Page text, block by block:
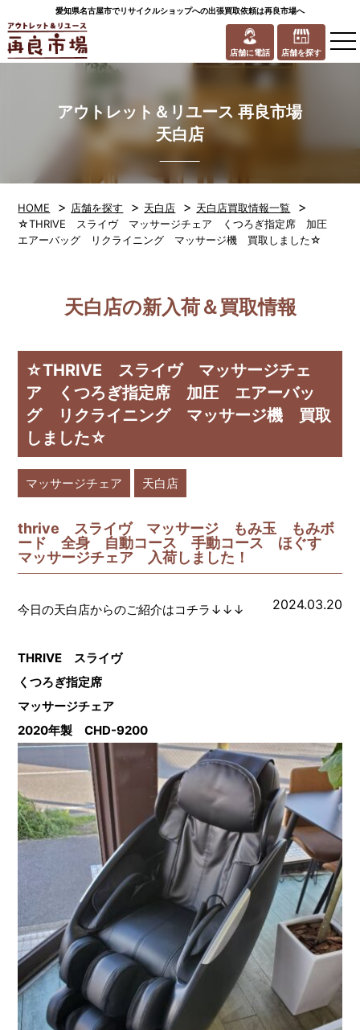
愛知県名古屋市でリサイクルショップへの出張買取依頼は再良市場へ
店舗に電話 店舗を探す
アウトレット＆リユース 再良市場
天白店
HOME > 店舗を探す > 天白店 > 天白店買取情報一覧 >
☆THRIVE スライヴ マッサージチェア くつろぎ指定席 加圧
エアーバッグ リクライニング マッサージ機 買取しました☆
天白店の新入荷＆買取情報
☆THRIVE スライヴ マッサージチェ
ア くつろぎ指定席 加圧 エアーバッ
グ リクライニング マッサージ機 買取
しました☆
マッサージチェア 天白店
thrive スライヴ マッサージ もみ玉 もみボ
ード 全身 自動コース 手動コース ほぐす
マッサージチェア 入荷しました！
2024.03.20
今日の天白店からのご紹介はコチラ↓↓↓
THRIVE スライヴ
くつろぎ指定席
マッサージチェア
2020年製 CHD-9200